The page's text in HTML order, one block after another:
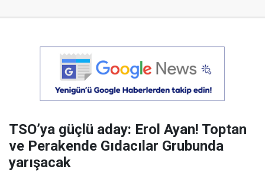
TSO’ya güçlü aday: Erol Ayan! Toptan
ve Perakende Gıdacılar Grubunda
yarışacak